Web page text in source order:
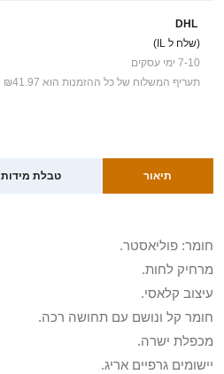
DHL
(שלח ל IL)
7-10 ימי עסקים
תעריף המשלוח של כל ההזמנות הוא ₪41.97
תיאור טבלת מידות
חומר: פוליאסטר.
מרחיק לחות.
עיצוב קלאסי.
חומר קל ונושם עם תחושה רכה.
מכפלת ישרה.
יישומים גרפיים אריג.